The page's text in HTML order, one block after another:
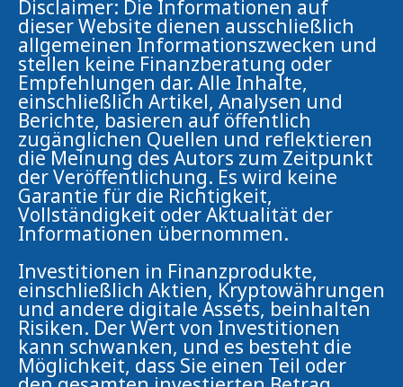
Disclaimer: Die Informationen auf
dieser Website dienen ausschließlich
allgemeinen Informationszwecken und
stellen keine Finanzberatung oder
Empfehlungen dar. Alle Inhalte,
einschließlich Artikel, Analysen und
Berichte, basieren auf öffentlich
zugänglichen Quellen und reflektieren
die Meinung des Autors zum Zeitpunkt
der Veröffentlichung. Es wird keine
Garantie für die Richtigkeit,
Vollständigkeit oder Aktualität der
Informationen übernommen.
Investitionen in Finanzprodukte,
einschließlich Aktien, Kryptowährungen
und andere digitale Assets, beinhalten
Risiken. Der Wert von Investitionen
kann schwanken, und es besteht die
Möglichkeit, dass Sie einen Teil oder